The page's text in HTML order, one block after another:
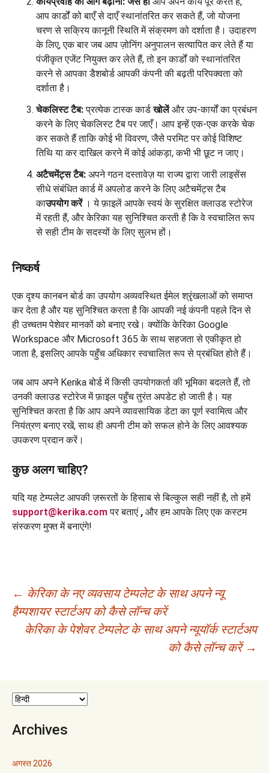
आप कार्डों को बाएँ से दाएँ स्थानांतरित कर सकते हैं, जो योजना
चरण से सक्रिय कानूनी स्थिति में संक्रमण को दर्शाता है। उदाहरण
के लिए, एक बार जब आप ज़ोनिंग अनुपालन सत्यापित कर लेते हैं या
पंजीकृत एजेंट नियुक्त कर लेते हैं, तो इन कार्डों को स्थानांतरित
करने से आपका डैशबोर्ड आपकी कंपनी की बढ़ती परिपक्वता को
दर्शाता है।
चेकलिस्ट टैब:प्रत्येक टास्क कार्डखोलेंऔर उप-कार्यों का प्रबंधन
करने के लिए चेकलिस्ट टैब पर जाएँ। आप इन्हें एक-एक करके चेक
कर सकते हैं ताकि कोई भी विवरण, जैसे परमिट पर कोई विशिष्ट
तिथि या कर दाखिल करने में कोई आंकड़ा, कभी भी छूट न जाए।
अटैचमेंट्स टैब: अपने गठन दस्तावेज़ या राज्य द्वारा जारी लाइसेंस
सीधे संबंधित कार्ड में अपलोड करने के लिए अटैचमेंट्स टैब
काउपयोग करें । ये फ़ाइलें आपके स्वयं के सुरक्षित क्लाउड स्टोरेज
में रहती हैं, और केरिका यह सुनिश्चित करती है कि वे स्वचालित रूप
से सही टीम के सदस्यों के लिए सुलभ हों।
निष्कर्ष
एक दृश्य कानबन बोर्ड का उपयोग अव्यवस्थित ईमेल श्रृंखलाओं को समाप्त
कर देता है और यह सुनिश्चित करता है कि आपकी नई कंपनी पहले दिन से
ही उच्चतम पेशेवर मानकों को बनाए रखे। क्योंकि केरिका Google
Workspace और Microsoft 365 के साथ सहजता से एकीकृत हो
जाता है, इसलिए आपके पहुँच अधिकार स्वचालित रूप से प्रबंधित होते हैं।
जब आप अपने Kerika बोर्ड में किसी उपयोगकर्ता की भूमिका बदलते हैं, तो
उनकी क्लाउड स्टोरेज में फ़ाइल पहुँच तुरंत अपडेट हो जाती है। यह
सुनिश्चित करता है कि आप अपने व्यावसायिक डेटा का पूर्ण स्वामित्व और
नियंत्रण बनाए रखें, साथ ही अपनी टीम को सफल होने के लिए आवश्यक
उपकरण प्रदान करें।
कुछ अलग चाहिए?
यदि यह टेम्पलेट आपकी ज़रूरतों के हिसाब से बिल्कुल सही नहीं है, तो हमें
support@kerika.comपर बताएं , और हम आपके लिए एक कस्टम
संस्करण मुफ्त में बनाएंगे!
पोस्ट
नेविगेशन
← केरिका के नए व्यवसाय टेम्पलेट के साथ अपने न्यू
हैम्पशायर स्टार्टअप को कैसे लॉन्च करें
केरिका के पेशेवर टेम्पलेट के साथ अपने न्यूयॉर्क स्टार्टअप
को कैसे लॉन्च करें →
Archives
अगस्त 2026